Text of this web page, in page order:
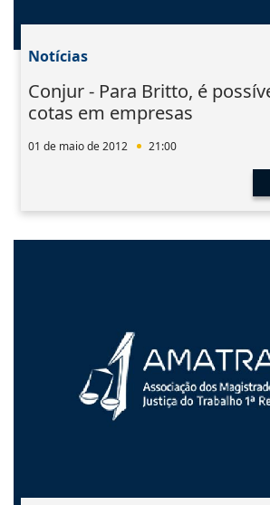
Notícias
Conjur - Para Britto, é
cotas em empresas
01 de maio de 2012 21:00